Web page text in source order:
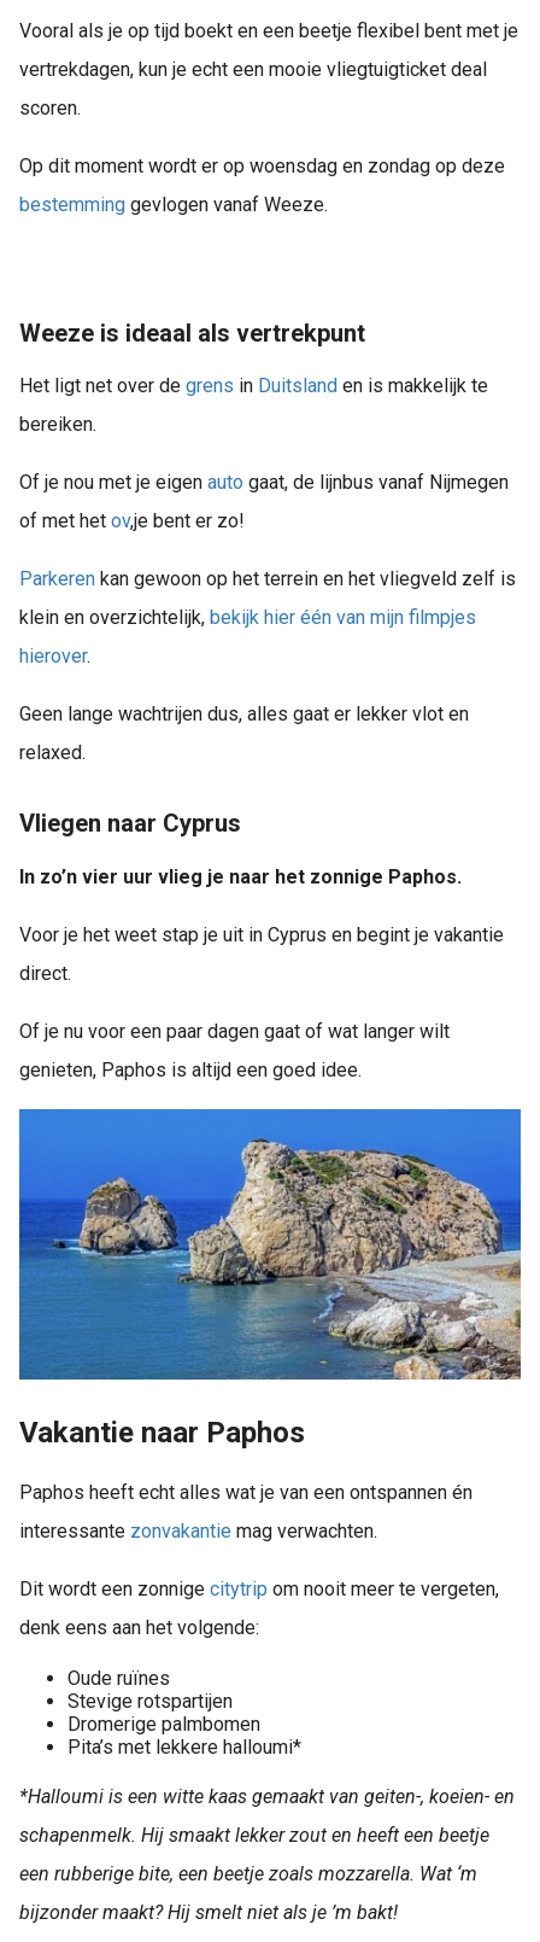
Vooral als je op tijd boekt en een beetje flexibel bent met je
vertrekdagen, kun je echt een mooie vliegtuigticket deal
scoren.
Op dit moment wordt er op woensdag en zondag op deze
bestemming gevlogen vanaf Weeze.
Weeze is ideaal als vertrekpunt
Het ligt net over de grens in Duitsland en is makkelijk te
bereiken.
Of je nou met je eigen auto gaat, de lijnbus vanaf Nijmegen
of met het ov,je bent er zo!
Parkeren kan gewoon op het terrein en het vliegveld zelf is
klein en overzichtelijk, bekijk hier één van mijn filmpjes
hierover.
Geen lange wachtrijen dus, alles gaat er lekker vlot en
relaxed.
Vliegen naar Cyprus
In zo’n vier uur vlieg je naar het zonnige Paphos.
Voor je het weet stap je uit in Cyprus en begint je vakantie
direct.
Of je nu voor een paar dagen gaat of wat langer wilt
genieten, Paphos is altijd een goed idee.
Vakantie naar Paphos
Paphos heeft echt alles wat je van een ontspannen én
interessante zonvakantie mag verwachten.
Dit wordt een zonnige citytrip om nooit meer te vergeten,
denk eens aan het volgende:
Oude ruïnes
Stevige rotspartijen
Dromerige palmbomen
Pita’s met lekkere halloumi*
*Halloumi is een witte kaas gemaakt van geiten-, koeien- en
schapenmelk. Hij smaakt lekker zout en heeft een beetje
een rubberige bite, een beetje zoals mozzarella. Wat ‘m
bijzonder maakt? Hij smelt niet als je ’m bakt!